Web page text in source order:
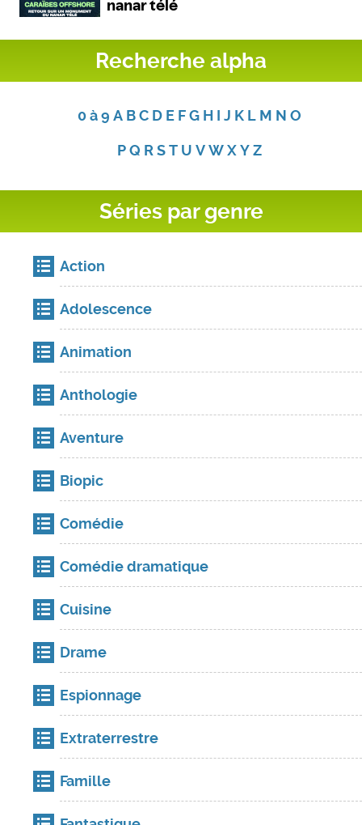
Recherche alpha
0 à 9 A B C D E F G H I J K L M N O
P Q R S T U V W X Y Z
Séries par genre
Action
Adolescence
Animation
Anthologie
Aventure
Biopic
Comédie
Comédie dramatique
Cuisine
Drame
Espionnage
Extraterrestre
Famille